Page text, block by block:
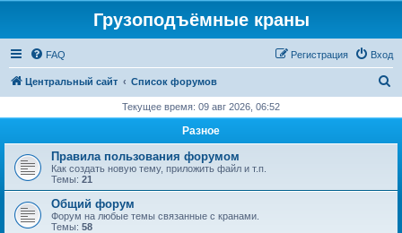
Грузоподъёмные краны
FAQ Вход
Регистрация
Центральный сайт Список форумов
с
Текущее время: 09 авг 2026, 06:52
Разное
Правила пользования форумом
Как создать новую тему, приложить файл и т.п.
Темы: 21
Общий форум
Форум на любые темы связанные с кранами.
Темы: 58